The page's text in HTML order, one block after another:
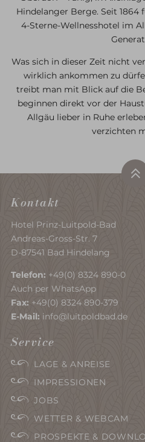
und großeWanderungen
die auch durch unsere
wird.
Kurzreisen
Hindelanger Berge. Seit 1864
4-Sterne-Wellnesshotel im
Was sich in dieser Zeit nicht
wirklich ankommen zu
treibt man mit Blick auf die
beginnen direkt vor der
Allgäu lieber in Ruhe
verzichten
Kontakt
Hotel Prinz-Luitpold-Bad
Andreas-Gross-Str. 7
D-87541 Bad Hindelang
Telefon: +49(0) 8324 890-0
Auch per WhatsApp
Fax: +49(0) 8324 890-379
E-Mail: info@luitpoldbad.de
Service
LAGE & ANREISE
IMPRESSIONEN
JOBS
WETTER & WEBCAM
PROSPEKTE &